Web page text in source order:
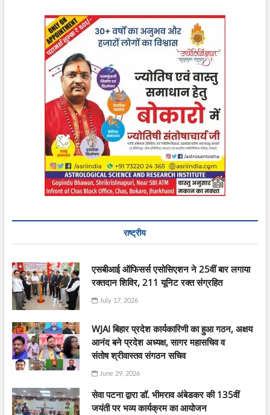
राष्ट्रीय
एसबीआई ऑफिसर्स एसोसिएशन ने 25वीं बार लगाया
रक्तदान शिविर, 211 यूनिट रक्त संग्रहित
July 17, 2026
WJAI बिहार प्रदेश कार्यकारिणी का हुआ गठन, अक्षय
आनंद बने प्रदेश अध्यक्ष, सागर महासचिव व
संतोष श्रीवास्तव संगठन सचिव
June 29, 2026
सेवा पटना द्वारा डॉ. भीमराव अंबेडकर की 135वीं
जयंती पर भव्य कार्यक्रम का आयोजन